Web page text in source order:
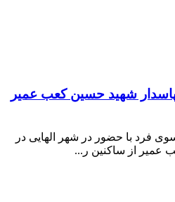
شهید حسین کعب عمیر
فرد با حضور در شهر الهایی در
عمیر از ساکنین ر...